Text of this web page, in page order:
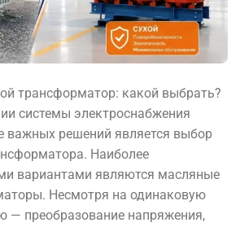
трансформатор: какой выбрать?
системы электроснабжения
важных решений является выбор
Наиболее
вариантами являются масляные
Несмотря на одинаковую
— преобразование напряжения,